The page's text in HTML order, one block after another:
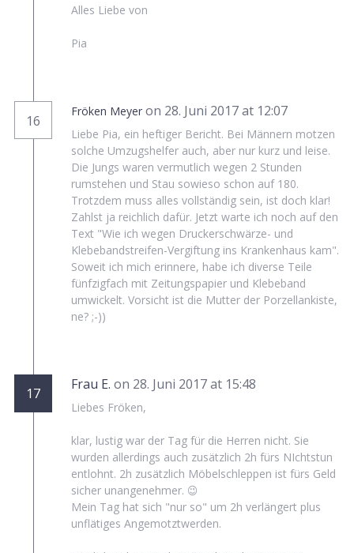
Alles Liebe von
Pia
16
Fröken Meyer on 28. Juni 2017 at 12:07
Liebe Pia, ein heftiger Bericht. Bei Männern motzen
solche Umzugshelfer auch, aber nur kurz und leise.
Die Jungs waren vermutlich wegen 2 Stunden
rumstehen und Stau sowieso schon auf 180.
Trotzdem muss alles vollständig sein, ist doch klar!
Zahlst ja reichlich dafür. Jetzt warte ich noch auf den
Text "Wie ich wegen Druckerschwärze- und
Klebebandstreifen-Vergiftung ins Krankenhaus kam".
Soweit ich mich erinnere, habe ich diverse Teile
fünfzigfach mit Zeitungspapier und Klebeband
umwickelt. Vorsicht ist die Mutter der Porzellankiste,
ne? ;-))
17
Frau E. on 28. Juni 2017 at 15:48
Liebes Fröken,
klar, lustig war der Tag für die Herren nicht. Sie
wurden allerdings auch zusätzlich 2h fürs NIchtstun
entlohnt. 2h zusätzlich Möbelschleppen ist fürs Geld
sicher unangenehmer. 😉
Mein Tag hat sich "nur so" um 2h verlängert plus
unflätiges Angemotztwerden.